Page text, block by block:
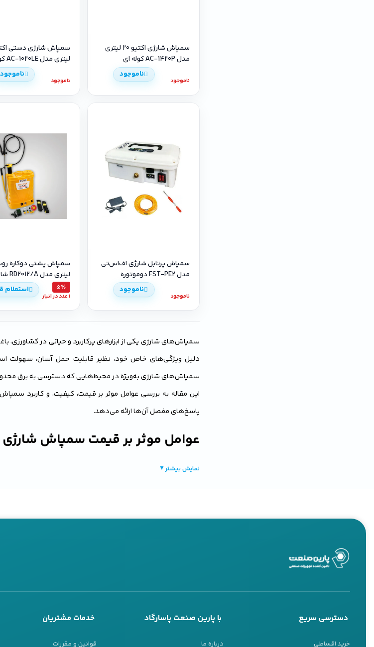
سمپاش شارژی اکتیو 20 لیتری
مدل AC-1420P کوله ای
ناموجود
ناموجود
لیتری مدل AC-1020LE کوله ای
ناموجود
ناموجود
سمپاش پرتابل شارژی اف‌اس‌تی
مدل FST-PE2 دوموتوره
ناموجود
ناموجود
لیتری مدل RD2012/A شارژی
5٪
1 عدد در انبار
استعلام
سمپاش‌های شارژی یکی از ابزارهای پرکاربرد و حیاتی در کشاورزی،
دلیل ویژگی‌های خاص خود، نظیر قابلیت حمل آسان، سهولت
سمپاش‌های شارژی به‌ویژه در محیط‌هایی که دسترسی به برق
پاسخ‌های مفصل آن‌ها ارائه می‌دهد.
عوامل موثر بر قیمت سمپاش شارژی
سمپاش‌های شارژی در مقایسه با سمپاش‌های موتوری از ویژگی‌های
نمایش بیشتر▼
دسترسی سریع
خرید اقساطی
با پارین صنعت پاسارگاد
درباره ما
خدمات مشتریان
قوانین و مقررات